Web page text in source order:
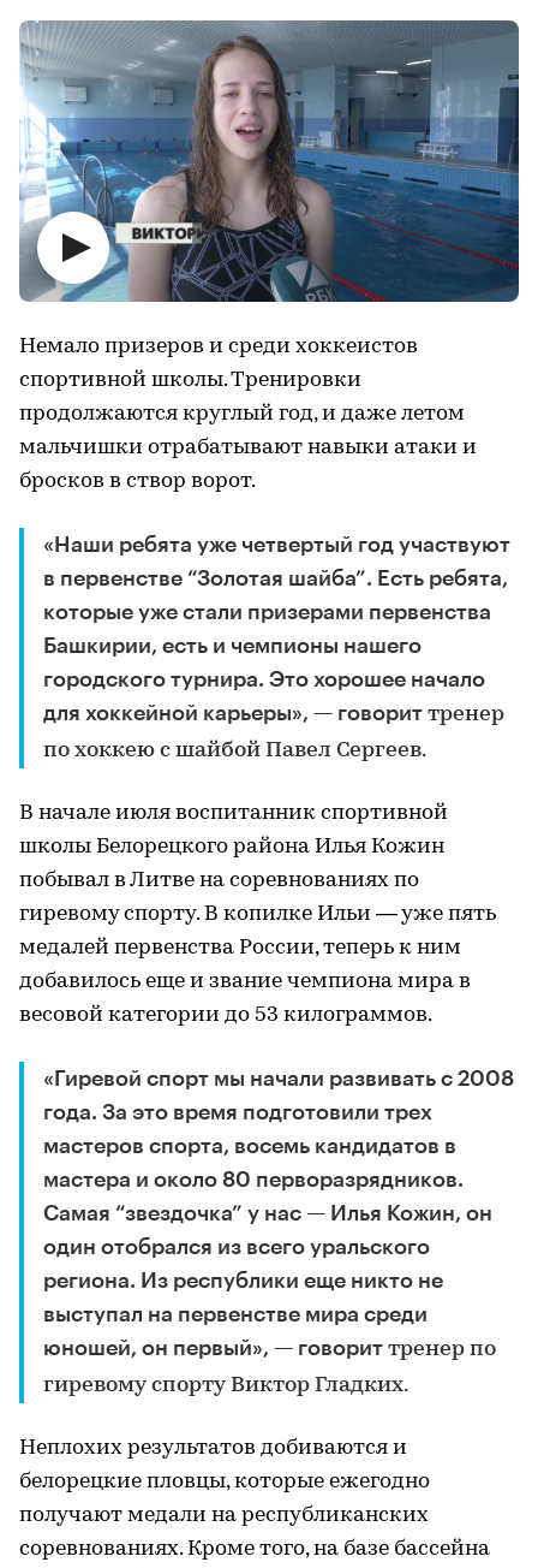
Немало призеров и среди хоккеистов
спортивной школы. Тренировки
продолжаются круглый год, и даже летом
мальчишки отрабатывают навыки атаки и
бросков в створ ворот.
«Наши ребята уже четвертый год участвуют
в первенстве “Золотая шайба”. Есть ребята,
которые уже стали призерами первенства
Башкирии, есть и чемпионы нашего
городского турнира. Это хорошее начало
для хоккейной карьеры», — говорит тренер
по хоккею с шайбой Павел Сергеев.
В начале июля воспитанник спортивной
школы Белорецкого района Илья Кожин
побывал в Литве на соревнованиях по
гиревому спорту. В копилке Ильи — уже пять
медалей первенства России, теперь к ним
добавилось еще и звание чемпиона мира в
весовой категории до 53 килограммов.
«Гиревой спорт мы начали развивать с 2008
года. За это время подготовили трех
мастеров спорта, восемь кандидатов в
мастера и около 80 перворазрядников.
Самая “звездочка” у нас — Илья Кожин, он
один отобрался из всего уральского
региона. Из республики еще никто не
выступал на первенстве мира среди
юношей, он первый», — говорит тренер по
гиревому спорту Виктор Гладких.
Неплохих результатов добиваются и
белорецкие пловцы, которые ежегодно
получают медали на республиканских
соревнованиях. Кроме того, на базе бассейна